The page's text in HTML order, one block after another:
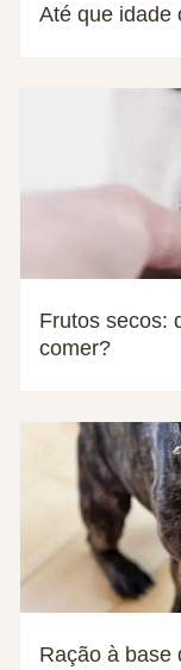
Até que idade
Frutos secos:
comer?
Ração à base